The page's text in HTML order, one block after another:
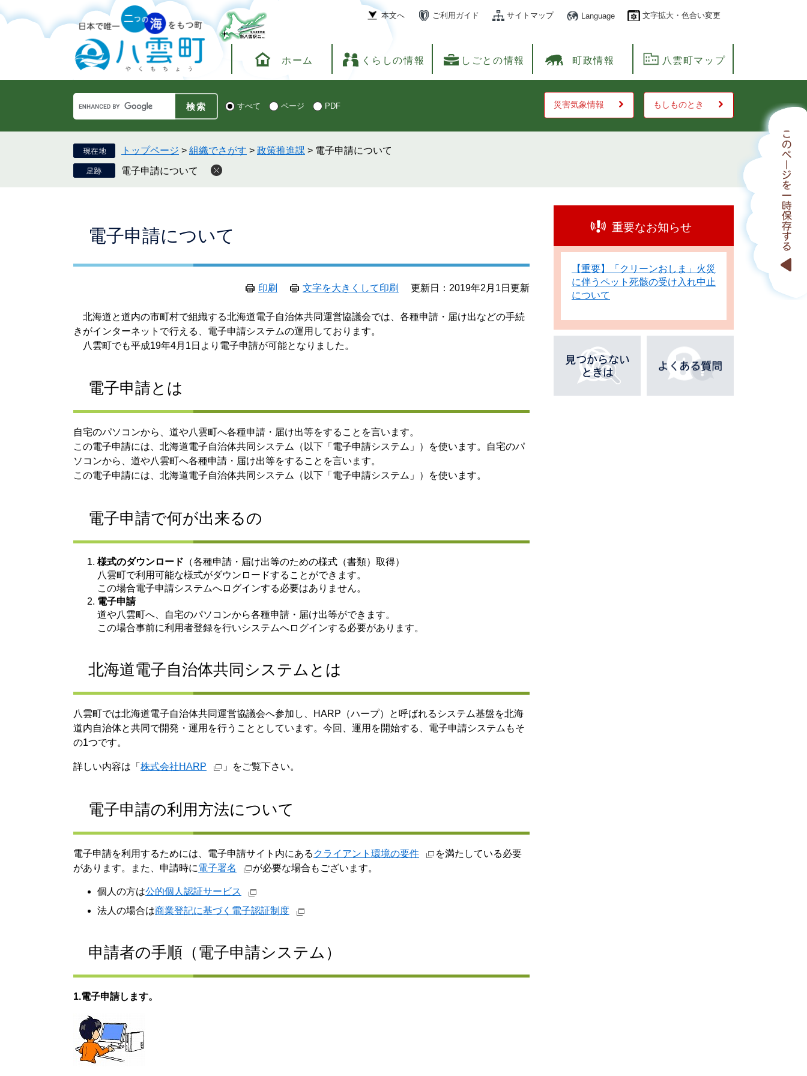
ー
で
ニ
ば
文
本文へ ご利用ガイド サイトマップ Language 文字拡大・色合い変更
ホーム くらしの情報 しごとの情報 町政情報 八雲町マップ
Google
カ
ス
タ
ム
検
検 すべて ページ PDF 災害気象情報 もしものとき
トップページ > 組織でさがす > 政策推進課 > 電子申請について
電子申請について
電子申請について
印刷 文字を大きくして印刷 更新日：2019年2月1日更新
北海道と道内の市町村で組織する北海道電子自治体共同運営協議会では、各種申請・届け出などの手続
きがインターネットで行える、電子申請システムの運用しております。
八雲町でも平成19年4月1日より電子申請が可能となりました。
電子申請とは
自宅のパソコンから、道や八雲町へ各種申請・届け出等をすることを言います。
この電子申請には、北海道電子自治体共同システム（以下「電子申請システム」）を使います。自宅のパ
ソコンから、道や八雲町へ各種申請・届け出等をすることを言います。
この電子申請には、北海道電子自治体共同システム（以下「電子申請システム」）を使います。
電子申請で何が出来るの
様式のダウンロード （各種申請・届け出等のための様式（書類）取得）
八雲町で利用可能な様式がダウンロードすることができます。
この場合電子申請システムへログインする必要はありません。
電子申請
道や八雲町へ、自宅のパソコンから各種申請・届け出等ができます。
この場合事前に利用者登録を行いシステムへログインする必要があります。
北海道電子自治体共同システムとは
八雲町では北海道電子自治体共同運営協議会へ参加し、HARP（ハープ）と呼ばれるシステム基盤を北海
道内自治体と共同で開発・運用を行うこととしています。今回、運用を開始する、電子申請システムもそ
の1つです。
詳しい内容は「 株式会社HARP 」をご覧下さい。
電子申請の利用方法について
電子申請を利用するためには、電子申請サイト内にある クライアント環境の要件
を満たしている必要
があります。また、申請時に電子署名 が必要な場合もございます。
個人の方は公的個人認証サービス
法人の場合は商業登記に基づく電子認証制度
申請者の手順（電子申請システム）
1.電子申請します。
重要なお知らせ
【重要】「クリーンおしま」火災
に伴うペット死骸の受け入れ中止
について